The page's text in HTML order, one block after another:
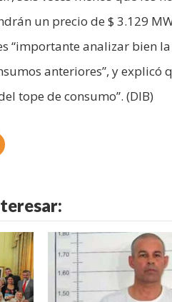
un precio de $ 3.129
“importante analizar bien
anteriores”, y explicó
tope de consumo”. (DIB)